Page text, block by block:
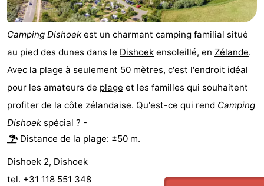
être
villes
Visites
guidées
Sports
Piscines
-
Faire
du
vélo
Randonnée
-
Équitation
Camping Dishoek est un charmant camping familial situé
au pied des dunes dans le Dishoek ensoleillé, en Zélande.
Avec la plage à seulement 50 mètres, c'est l'endroit idéal
pour les amateurs de plage et les familles qui souhaitent
profiter de la côte zélandaise. Qu'est-ce qui rend Camping
Dishoek spécial ? -
Distance de la plage: ±50 m.
Dishoek 2, Dishoek
tel. +31 118 551 348